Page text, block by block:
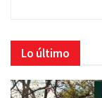
Lo último